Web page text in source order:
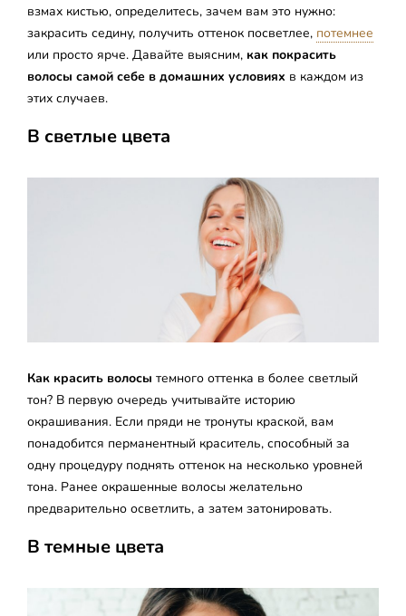
взмах кистью, определитесь, зачем вам это нужно:
закрасить седину, получить оттенок посветлее, потемнее
или просто ярче. Давайте выясним, как покрасить
волосы самой себе в домашних условиях в каждом из
этих случаев.
В светлые цвета
Как красить волосы темного оттенка в более светлый
тон? В первую очередь учитывайте историю
окрашивания. Если пряди не тронуты краской, вам
понадобится перманентный краситель, способный за
одну процедуру поднять оттенок на несколько уровней
тона. Ранее окрашенные волосы желательно
предварительно осветлить, а затем затонировать.
В темные цвета